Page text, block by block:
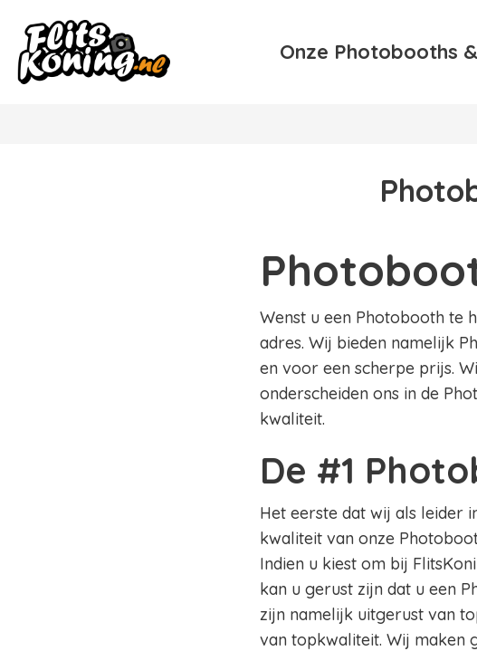
Onze Photobooths
Wenst u een Photobooth te
adres. Wij bieden namelijk
en voor een scherpe prijs.
onderscheiden ons in de
kwaliteit.
De #1
Het eerste dat wij als leider
kwaliteit van onze
Indien u kiest om bij
kan u gerust zijn dat u een
zijn namelijk uitgerust van
van topkwaliteit. Wij maken